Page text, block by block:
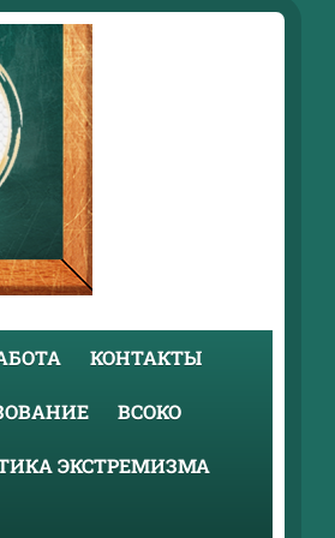
КОНТАКТЫ
ВСОКО
ЭКСТРЕМИЗМА